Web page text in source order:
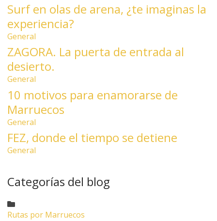
Surf en olas de arena, ¿te imaginas la
experiencia?
General
ZAGORA. La puerta de entrada al
desierto.
General
10 motivos para enamorarse de
Marruecos
General
FEZ, donde el tiempo se detiene
General
Categorías del blog
Rutas por Marruecos